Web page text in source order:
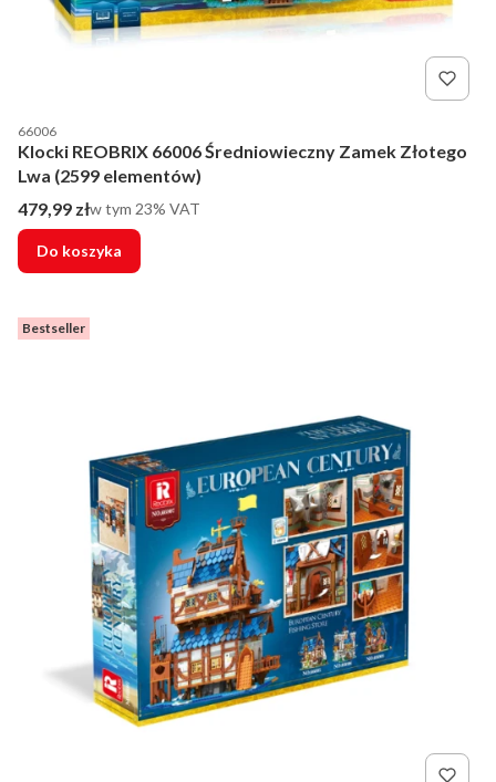
Kod producenta
66006
Klocki REOBRIX 66006 Średniowieczny Zamek Złotego
Lwa (2599 elementów)
Cena brutto
479,99 złw tym %s VAT
w tym 23% VAT
Do koszyka
Bestseller